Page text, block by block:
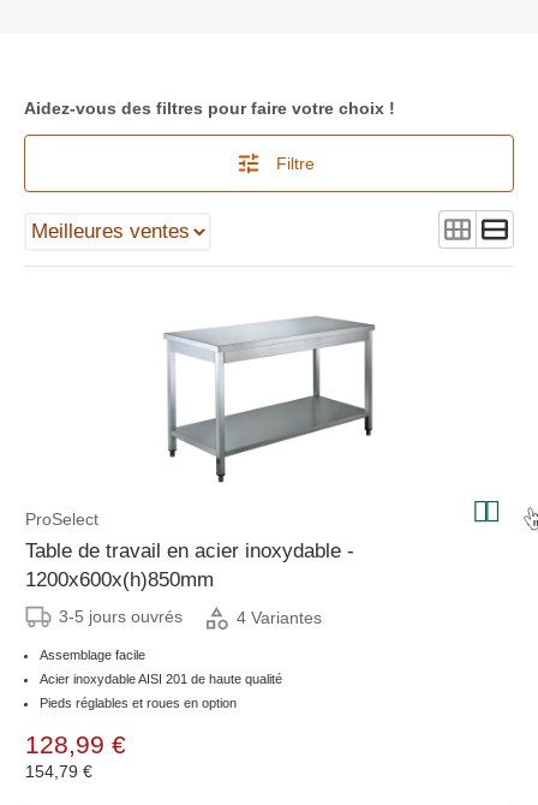
Aidez-vous des filtres pour faire votre choix !
Filtre
ProSelect
Table de travail en acier inoxydable -
1200x600x(h)850mm
3-5 jours ouvrés 4 Variantes
Assemblage facile
Acier inoxydable AISI 201 de haute qualité
Pieds réglables et roues en option
128,99 €
154,79 €